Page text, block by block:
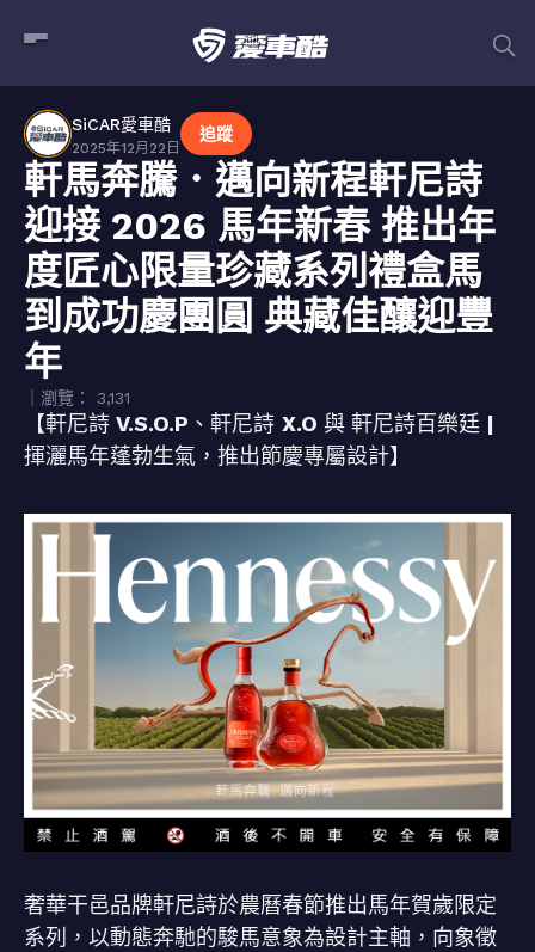
SiCAR愛車酷
2025年12月22日
追蹤
軒馬奔騰．邁向新程軒尼詩
迎接 2026 馬年新春 推出年
度匠心限量珍藏系列禮盒馬
到成功慶團圓 典藏佳釀迎豐
年
｜瀏覽： 3,131
【軒尼詩 V.S.O.P 、軒尼詩 X.O 與 軒尼詩百樂廷 |
揮灑馬年蓬勃生氣，推出節慶專屬設計】
奢華干邑品牌軒尼詩於農曆春節推出馬年賀歲限定
系列，以動態奔馳的駿馬意象為設計主軸，向象徵